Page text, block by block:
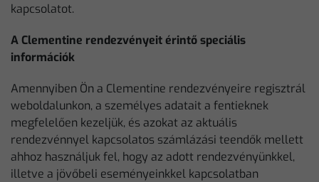
kapcsolatot.
A Clementine rendezvényeit érintő speciális
információk
Amennyiben Ön a Clementine rendezvényeire regisztrál
weboldalunkon, a személyes adatait a fentieknek
megfelelően kezeljük, és azokat az aktuális
rendezvénnyel kapcsolatos számlázási teendők mellett
ahhoz használjuk fel, hogy az adott rendezvényünkkel,
illetve a jövőbeli eseményeinkkel kapcsolatban